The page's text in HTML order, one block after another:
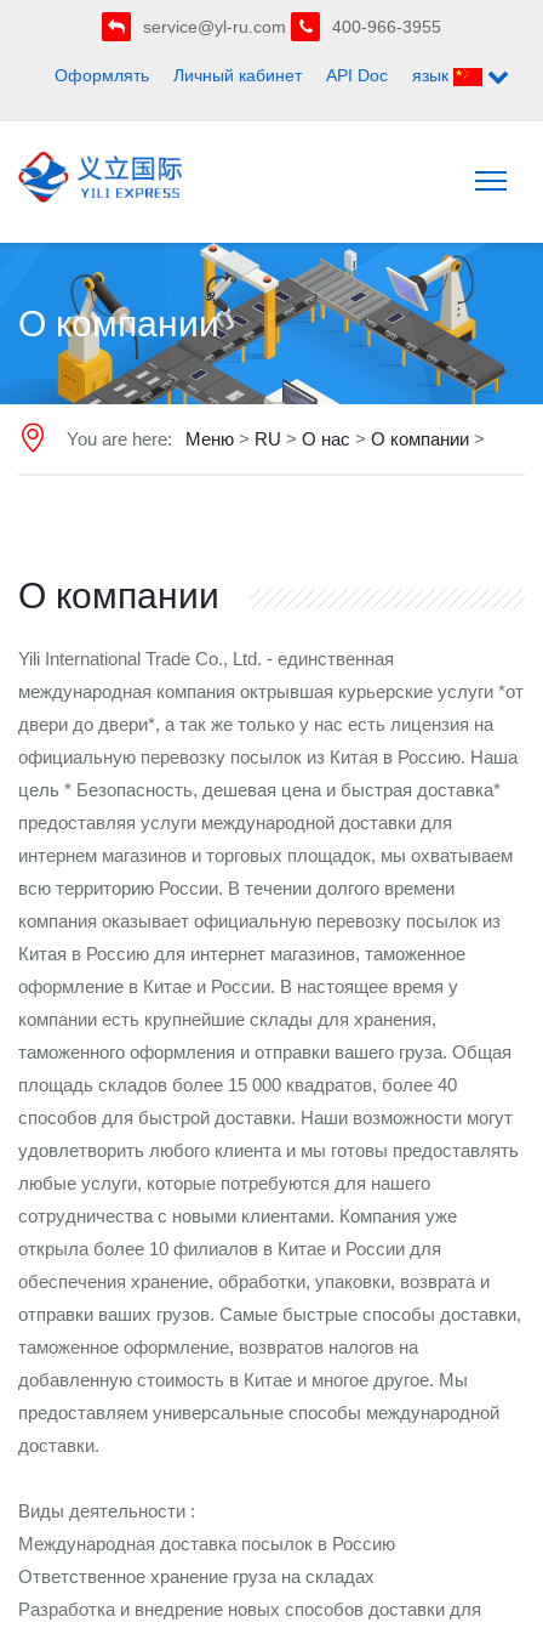
service@yl-ru.com 400-966-3955
Оформлять Личный кабинет API Doc язык
О компании
You are here: Меню > RU > О нас > О компании >
О компании
Yili International Trade Co., Ltd. - единственная
международная компания октрывшая курьерские услуги *от
двери до двери*, а так же только у нас есть лицензия на
официальную перевозку посылок из Китая в Россию. Наша
цель * Безопасность, дешевая цена и быстрая доставка*
предоставляя услуги международной доставки для
интернем магазинов и торговых площадок, мы охватываем
всю территорию России. В течении долгого времени
компания оказывает официальную перевозку посылок из
Китая в Россию для интернет магазинов, таможенное
оформление в Китае и России. В настоящее время у
компании есть крупнейшие склады для хранения,
таможенного оформления и отправки вашего груза. Общая
площадь складов более 15 000 квадратов, более 40
способов для быстрой доставки. Наши возможности могут
удовлетворить любого клиента и мы готовы предоставлять
любые услуги, которые потребуются для нашего
сотрудничества с новыми клиентами. Компания уже
открыла более 10 филиалов в Китае и России для
обеспечения хранение, обработки, упаковки, возврата и
отправки ваших грузов. Самые быстрые способы доставки,
таможенное оформление, возвратов налогов на
добавленную стоимость в Китае и многое другое. Мы
предоставляем универсальные способы международной
доставки.
Виды деятельности :
Международная доставка посылок в Россию
Ответственное хранение груза на складах
Разработка и внедрение новых способов доставки для